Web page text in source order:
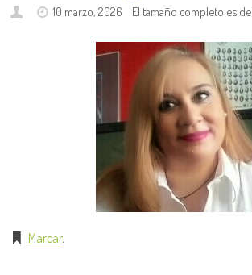
10 marzo, 2026 El tamaño completo es de
Marcar.